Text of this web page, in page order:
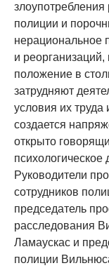
полиции и
нерациональное
и
положение в
затрудняют
условия их труда
создается
открыто
психологическое
Руководители
сотрудников
председатель
расследования
Ламаускас и
полиции